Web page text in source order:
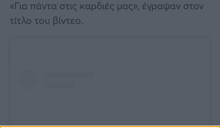
«Για πάντα στις καρδιές μας», έγραψαν στον
τίτλο του βίντεο.